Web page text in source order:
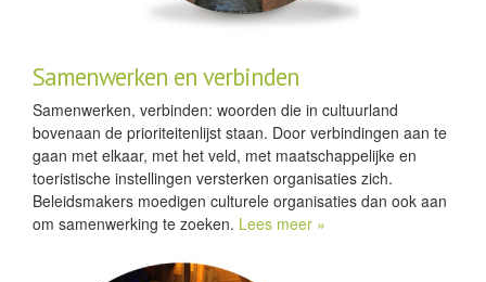
Samenwerken en verbinden
Samenwerken, verbinden: woorden die in cultuurland
bovenaan de prioriteitenlijst staan. Door verbindingen aan te
gaan met elkaar, met het veld, met maatschappelijke en
toeristische instellingen versterken organisaties zich.
Beleidsmakers moedigen culturele organisaties dan ook aan
om samenwerking te zoeken. Lees meer »